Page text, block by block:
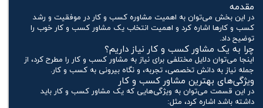
مقدمه
در این بخش می‌توان به اهمیت مشاوره کسب و کار در موفقیت و رشد
کسب و کارها اشاره کرد و اهمیت انتخاب یک مشاور کسب و کار خوب را
توضیح داد.
چرا به یک مشاور کسب و کار نیاز داریم؟
اینجا می‌توان دلایل مختلفی برای نیاز به مشاور کسب و کار را مطرح کرد، از
جمله نیاز به دانش تخصصی، تجربه، و نگاه بیرونی به کسب و کار.
ویژگی‌های بهترین مشاور کسب و کار
در این قسمت می‌توان به ویژگی‌هایی که یک مشاور کسب و کار باید
داشته باشد اشاره کرد، مثل: